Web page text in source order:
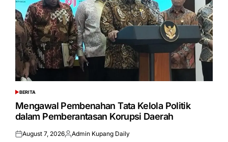
POSTED
IN
BERITA
Mengawal Pembenahan Tata Kelola Politik
dalam Pemberantasan Korupsi Daerah
Posted
August 7, 2026Posted
Admin Kupang Daily